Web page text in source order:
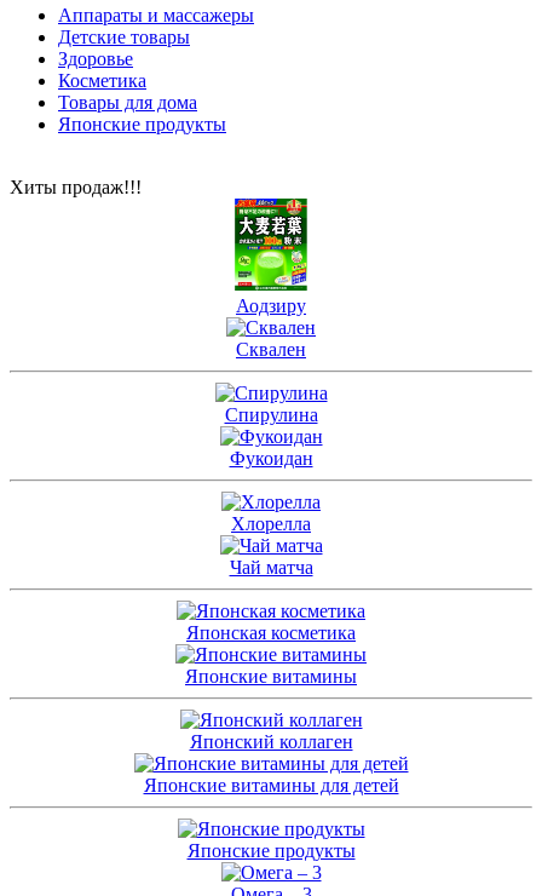
Аппараты и массажеры
Детские товары
Здоровье
Косметика
Товары для дома
Японские продукты
Хиты продаж!!!
Аодзиру
Сквален
Спирулина
Фукоидан
Хлорелла
Чай матча
Японская косметика
Японские витамины
Японский коллаген
Японские витамины для детей
Японские продукты